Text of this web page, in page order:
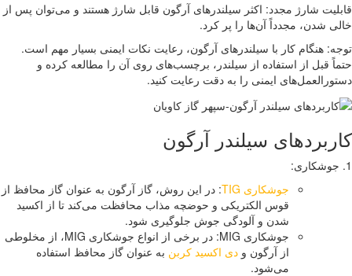
شارژ مجدد: اکثر سیلندرهای آرگون قابل شارژ هستند و می‌توان پس از
شدن، مجدداً آن‌ها را پر کرد.
هنگام کار با سیلندرهای آرگون، رعایت نکات ایمنی بسیار مهم است.
قبل از استفاده از سیلندر، برچسب‌های روی آن را مطالعه کرده و
ایمنی را به دقت رعایت کنید.
سیلندر آرگون
جوشکاری TIG
: در این روش، گاز آرگون به عنوان گاز محافظ از
قوس الکتریکی و حوضچه مذاب محافظت می‌کند تا از اکسید
شدن و آلودگی جوش جلوگیری شود.
جوشکاری MIG: در برخی از انواع جوشکاری MIG، از مخلوطی
از آرگون و دی اکسید کربن به عنوان گاز محافظ استفاده
می‌شود.